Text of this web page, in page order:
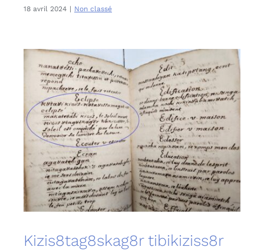
18 avril 2024 | Non classé
Kizis8tag8skag8r tibikiziss8r